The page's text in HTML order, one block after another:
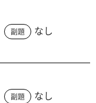
副題 なし
副題 なし